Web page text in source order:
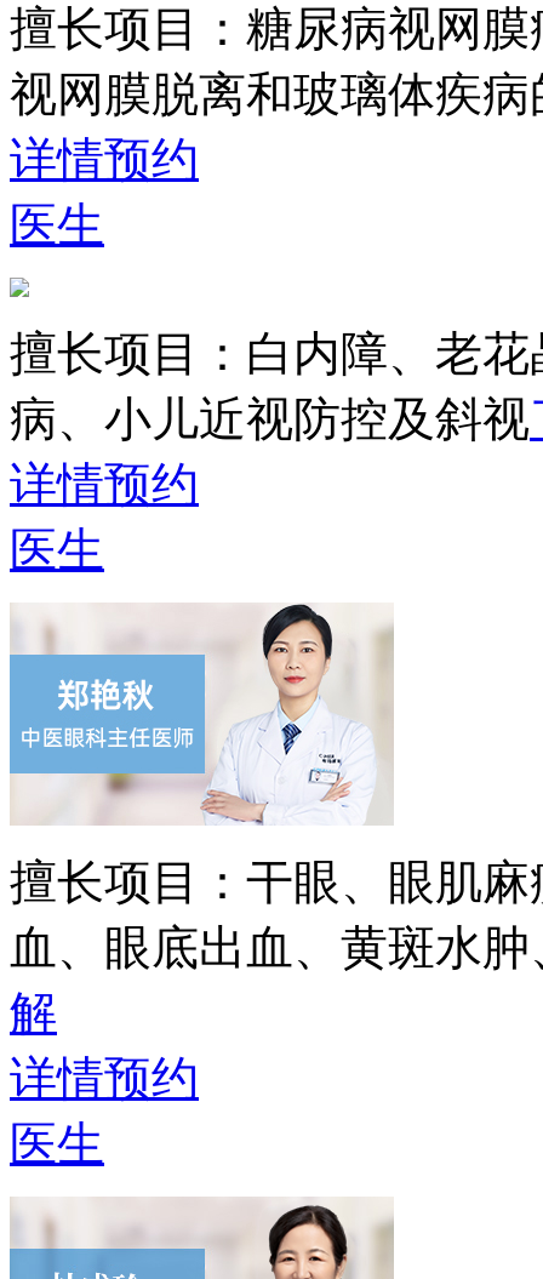
擅长项目： 糖尿病视网
视网膜脱离和玻璃体疾
详情预约
医生
擅长项目： 白内障、老
病、小儿近视防控及斜视
详情预约
医生
擅长项目： 干眼、眼肌
血、眼底出血、黄斑水
解
详情预约
医生